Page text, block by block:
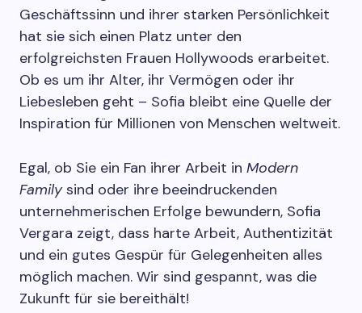
Geschäftssinn und ihrer starken Persönlichkeit
hat sie sich einen Platz unter den
erfolgreichsten Frauen Hollywoods erarbeitet.
Ob es um ihr Alter, ihr Vermögen oder ihr
Liebesleben geht – Sofia bleibt eine Quelle der
Inspiration für Millionen von Menschen weltweit.
Egal, ob Sie ein Fan ihrer Arbeit in Modern
Familysind oder ihre beeindruckenden
unternehmerischen Erfolge bewundern, Sofia
Vergara zeigt, dass harte Arbeit, Authentizität
und ein gutes Gespür für Gelegenheiten alles
möglich machen. Wir sind gespannt, was die
Zukunft für sie bereithält!